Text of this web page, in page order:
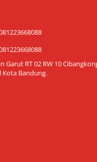
Garut RT 02 RW 10
Kota Bandung.